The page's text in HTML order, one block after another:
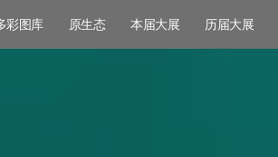
彩图库 原生态 本届大展 历届大展